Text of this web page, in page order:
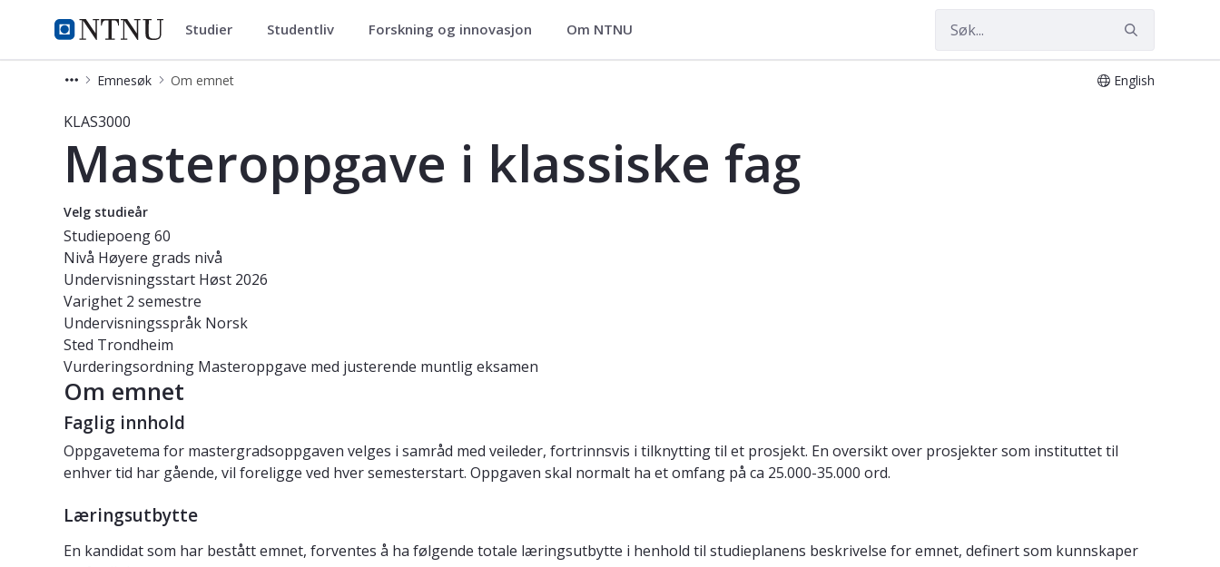
NTNU Hjemmeside
Studier Studier Studentliv Forskning og innovasjon Om NTNU
Emnesøk Om emnet English
Emne - Masteroppgave i klassiske fag - KLAS3000
KLAS3000
Masteroppgave i klassiske fag
Velg studieår
Studiepoeng60
Nivå Høyere grads nivå
Undervisningsstart Høst 2026
Varighet 2 semestre
Undervisningsspråk Norsk
Sted Trondheim
Vurderingsordning Masteroppgave med justerende muntlig eksamen
Om emnet
Faglig innhold
Oppgavetema for mastergradsoppgaven velges i samråd med veileder, fortrinnsvis i tilknytting til et prosjekt. En oversikt over prosjekter som instituttet til
enhver tid har gående, vil foreligge ved hver semesterstart. Oppgaven skal normalt ha et omfang på ca 25.000-35.000 ord.
Læringsutbytte
En kandidat som har bestått emnet, forventes å ha følgende totale læringsutbytte i henhold til studieplanens beskrivelse for emnet, definert som kunnskaper